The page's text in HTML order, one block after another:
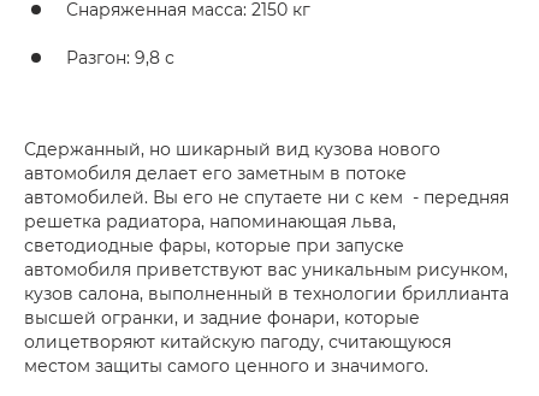
Снаряженная масса: 2150 кг
Разгон: 9,8 с
Сдержанный, но шикарный вид кузова нового
автомобиля делает его заметным в потоке
автомобилей. Вы его не спутаете ни с кем - передняя
решетка радиатора, напоминающая льва,
светодиодные фары, которые при запуске
автомобиля приветствуют вас уникальным рисунком,
кузов салона, выполненный в технологии бриллианта
высшей огранки, и задние фонари, которые
олицетворяют китайскую пагоду, считающуюся
местом защиты самого ценного и значимого.